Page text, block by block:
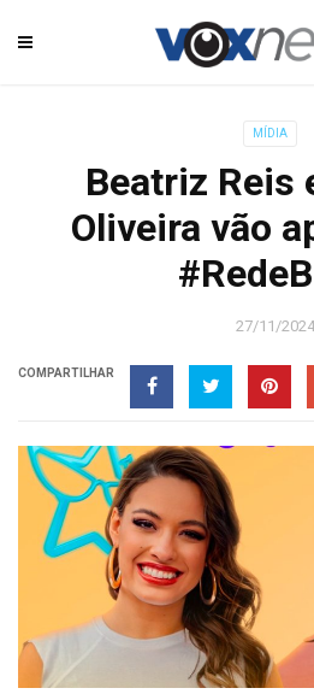
MÍDIA
Beatriz Reis
Oliveira vão
27/11/2024
COMPARTILHAR